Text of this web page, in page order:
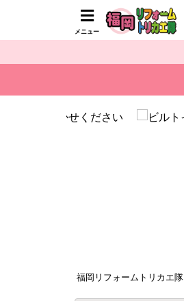
メニュー
福岡リフォームトリカエ隊